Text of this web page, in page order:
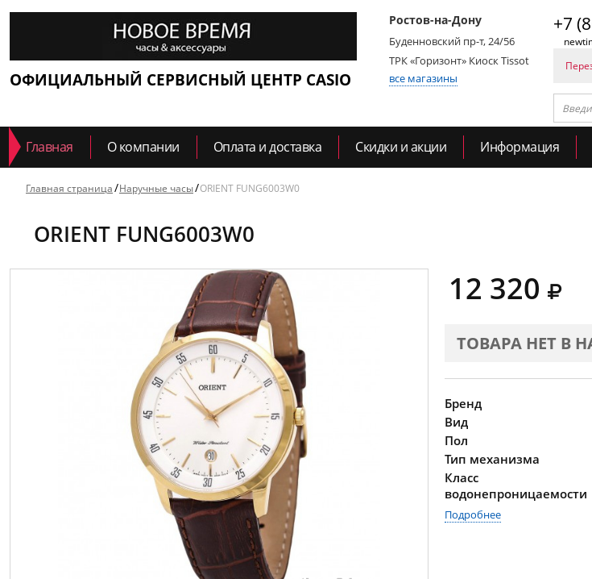
ОФИЦИАЛЬНЫЙ СЕРВИСНЫЙ ЦЕНТР CASIO
Ростов-на-Дону
Буденновский пр-т, 24/56
ТРК «Горизонт» Киоск Tissot
все магазины
+7
Главная О компании Оплата и доставка Скидки и акции Информация
Главная страница Наручные часы ORIENT FUNG6003W0
ORIENT FUNG6003W0
12 320
ТОВАРА НЕТ В
Бренд
Вид
Пол
Тип механизма
Класс
водонепроницаемости
Подробнее